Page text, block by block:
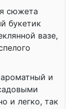
сюжета
букетик
вазе,
и
и легко, так